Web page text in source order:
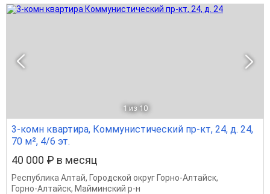
1 из 10
3-комн квартира, Коммунистический пр-кт, 24, д. 24,
70 м², 4/6 эт.
40 000 ₽ в месяц
Республика Алтай, Городской округ Горно-Алтайск,
Горно-Алтайск, Майминский р-н